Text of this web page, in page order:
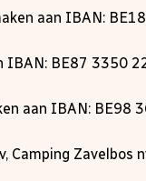
aan IBAN:
IBAN: BE87 3350
aan IBAN: BE98
Zavelbos